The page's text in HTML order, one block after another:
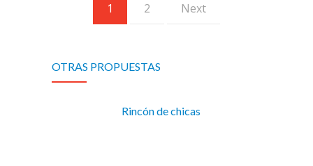
1 2 Next
OTRAS PROPUESTAS
Rincón de chicas